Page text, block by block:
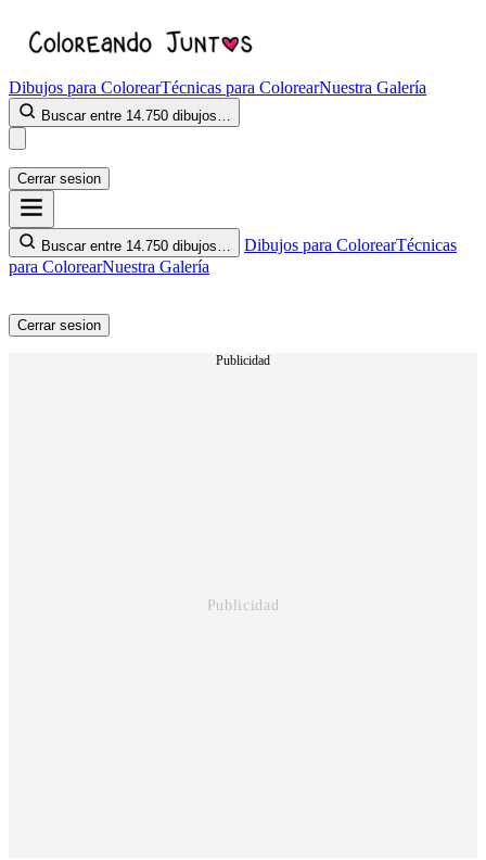
Dibujos para ColorearTécnicas para ColorearNuestra Galería
Buscar entre 14.750 dibujos…
Cerrar sesion
Buscar entre 14.750 dibujos… Dibujos para ColorearTécnicas
para ColorearNuestra Galería
Cerrar sesion
Publicidad